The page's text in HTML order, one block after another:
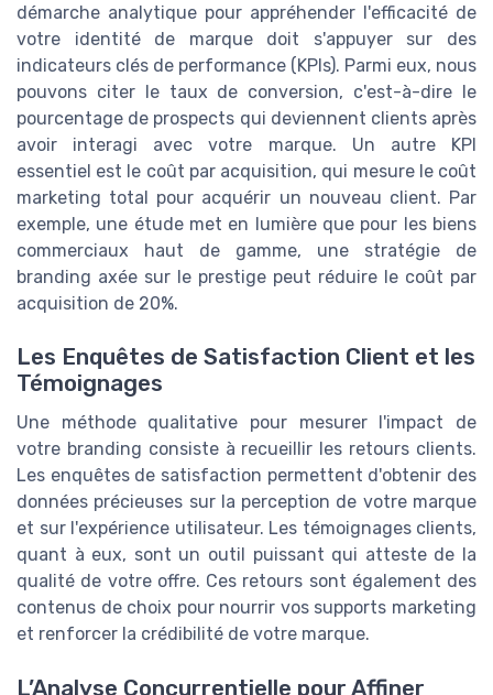
démarche analytique pour appréhender l'efficacité de
votre identité de marque doit s'appuyer sur des
indicateurs clés de performance (KPIs). Parmi eux, nous
pouvons citer le taux de conversion, c'est-à-dire le
pourcentage de prospects qui deviennent clients après
avoir interagi avec votre marque. Un autre KPI
essentiel est le coût par acquisition, qui mesure le coût
marketing total pour acquérir un nouveau client. Par
exemple, une étude met en lumière que pour les biens
commerciaux haut de gamme, une stratégie de
branding axée sur le prestige peut réduire le coût par
acquisition de 20%.
Les Enquêtes de Satisfaction Client et les
Témoignages
Une méthode qualitative pour mesurer l'impact de
votre branding consiste à recueillir les retours clients.
Les enquêtes de satisfaction permettent d'obtenir des
données précieuses sur la perception de votre marque
et sur l'expérience utilisateur. Les témoignages clients,
quant à eux, sont un outil puissant qui atteste de la
qualité de votre offre. Ces retours sont également des
contenus de choix pour nourrir vos supports marketing
et renforcer la crédibilité de votre marque.
L’Analyse Concurrentielle pour Affiner